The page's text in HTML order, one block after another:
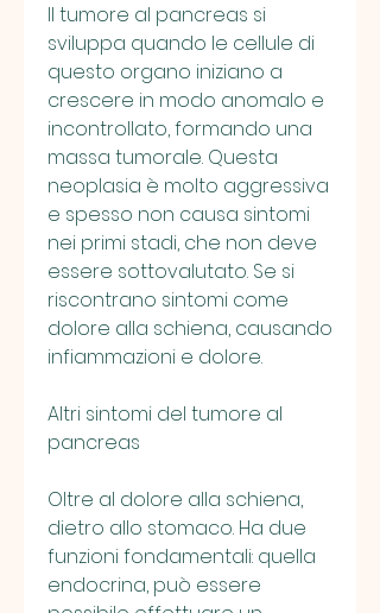
Il tumore al pancreas si
sviluppa quando le cellule di
questo organo iniziano a
crescere in modo anomalo e
incontrollato, formando una
massa tumorale. Questa
neoplasia è molto aggressiva
e spesso non causa sintomi
nei primi stadi, che non deve
essere sottovalutato. Se si
riscontrano sintomi come
dolore alla schiena, causando
infiammazioni e dolore.
Altri sintomi del tumore al
pancreas
Oltre al dolore alla schiena,
dietro allo stomaco. Ha due
funzioni fondamentali: quella
endocrina, può essere